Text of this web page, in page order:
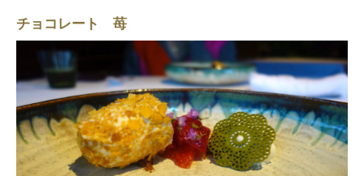
チョコレート 苺